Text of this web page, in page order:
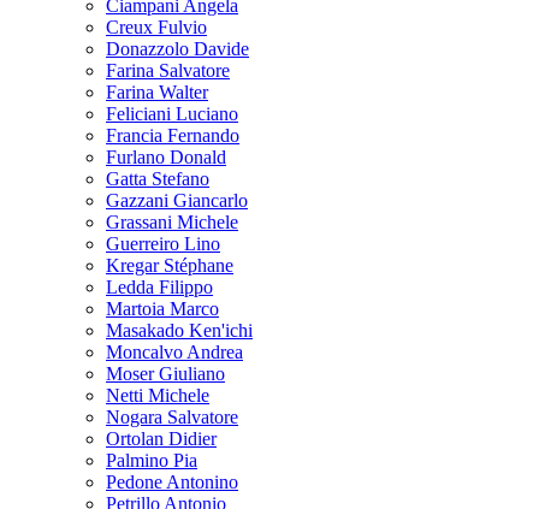
Ciampani Angela
Creux Fulvio
Donazzolo Davide
Farina Salvatore
Farina Walter
Feliciani Luciano
Francia Fernando
Furlano Donald
Gatta Stefano
Gazzani Giancarlo
Grassani Michele
Guerreiro Lino
Kregar Stéphane
Ledda Filippo
Martoia Marco
Masakado Ken'ichi
Moncalvo Andrea
Moser Giuliano
Netti Michele
Nogara Salvatore
Ortolan Didier
Palmino Pia
Pedone Antonino
Petrillo Antonio